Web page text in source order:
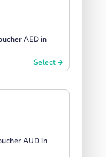
AED in
Select
AUD in